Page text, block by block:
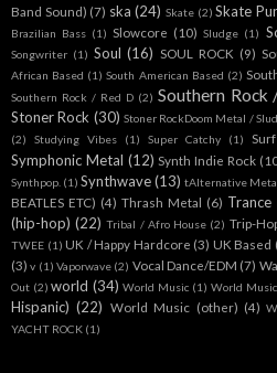
Band Sound) (7) ska (24) Skate (2) Skate
Brazilian Bass (1) Slowcore (10) Sludge (1)
Songwriter (1) Soul (16) SOUL ROCK (9)
African Based (1) South American Based (2)
Southern Rock / Red D (2) Southern
Stoner Rock (30) Stoner RockDoom Metal /
(2)
Studying Vibes (1) Super Catchy (1)
Symphonic Metal (12) Synth Indie Rock
Synthpop. (1) Synthwave (13) tAlternative
BEATLES ETC) (4) Thrash Metal (6) Trance
(hip-hop) (22) Tribal / Afro House (2) Trip-
TWEE (1) UK / Happy Hardcore (3) UK Based
(3) v (1) Vaporwave (2) Vocal Dance/EDM (7)
Out (2) world (34) World Music (1) World
Hispanic) (22) World Music (other) (4)
YACHT ROCK (1)